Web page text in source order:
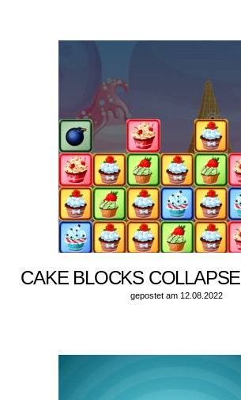
CAKE BLOCKS COLLAPSE
gepostet am 12.08.2022